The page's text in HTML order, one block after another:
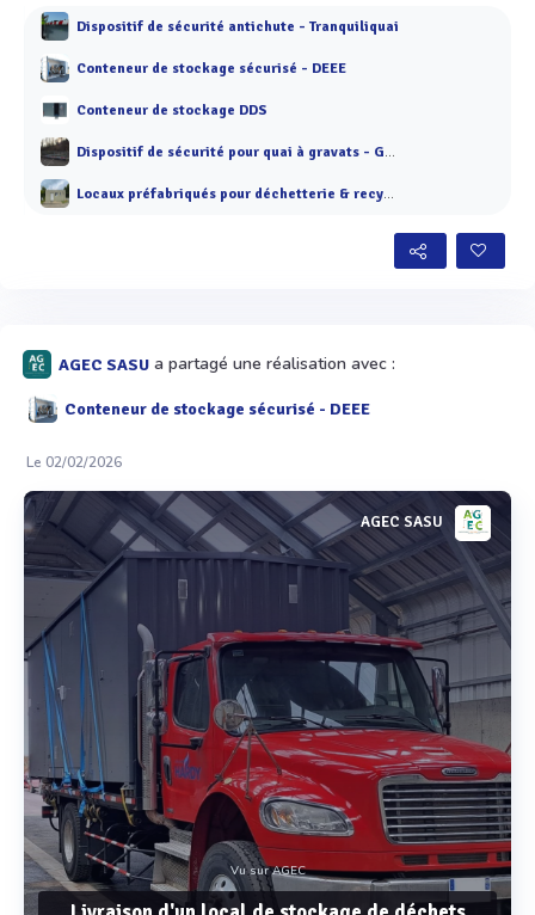
Voir plus
Dispositif de sécurité antichute - Tranquiliquai
Conteneur de stockage sécurisé - DEEE
Conteneur de stockage DDS
Dispositif de sécurité pour quai à gravats - Gravagliss©
Locaux préfabriqués pour déchetterie & recyclerie
AGEC SASU a partagé une réalisation avec :
Conteneur de stockage sécurisé - DEEE
Le 02/02/2026
AGEC SASU
Vu sur AGEC